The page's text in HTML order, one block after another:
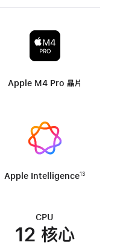
Apple M4 Pro 晶片
Apple Intelligence13
CPU
12 核心